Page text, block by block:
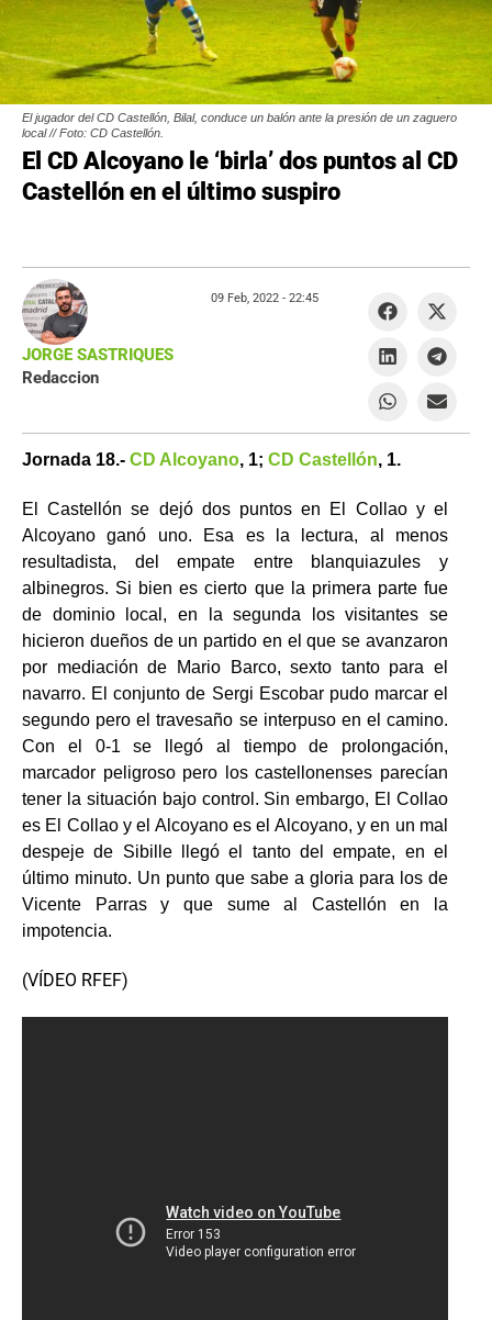
El jugador del CD Castellón, Bilal, conduce un balón ante la presión de un zaguero
local // Foto: CD Castellón.
El CD Alcoyano le ‘birla’ dos puntos al CD
Castellón en el último suspiro
Jornada 18.- CD Alcoyano, 1; CD Castellón, 1.
El Castellón se dejó dos puntos en El Collao y el
Alcoyano ganó uno. Esa es la lectura, al menos
resultadista, del empate entre blanquiazules y
albinegros. Si bien es cierto que la primera parte fue
de dominio local, en la segunda los visitantes se
hicieron dueños de un partido en el que se avanzaron
por mediación de Mario Barco, sexto tanto para el
navarro. El conjunto de Sergi Escobar pudo marcar el
segundo pero el travesaño se interpuso en el camino.
Con el 0-1 se llegó al tiempo de prolongación,
marcador peligroso pero los castellonenses parecían
tener la situación bajo control. Sin embargo, El Collao
es El Collao y el Alcoyano es el Alcoyano, y en un mal
despeje de Sibille llegó el tanto del empate, en el
último minuto. Un punto que sabe a gloria para los de
Vicente Parras y que sume al Castellón en la
impotencia.
(VÍDEO RFEF)
JORGE SASTRIQUES
Redaccion
09 Feb, 2022 - 22:45